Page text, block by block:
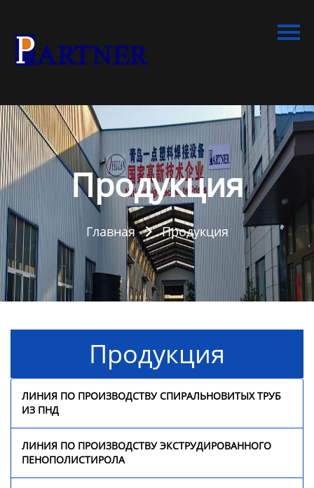
Продукция
спиральновитых труб из
ПНД
Линия по производству
экструдированного
пенополистирола
Линия по производству
водопроводных труб из
ПНД
Оборудование для
производства труб со
Линия по производству
гофрированных труб из
из ПЭ/ПП
Продукция
Главная  Продукция
Продукция
ЛИНИЯ ПО ПРОИЗВОДСТВУ СПИРАЛЬНОВИТЫХ ТРУБ
ИЗ ПНД
ЛИНИЯ ПО ПРОИЗВОДСТВУ ЭКСТРУДИРОВАННОГО
ПЕНОПОЛИСТИРОЛА